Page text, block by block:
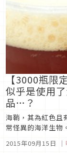
【3000瓶限
似乎是使用
品…？
海鞘，其為紅色
常怪異的海洋生物
行的人，是讓人
與位在宮城縣南三
2015年09月15日 ｜